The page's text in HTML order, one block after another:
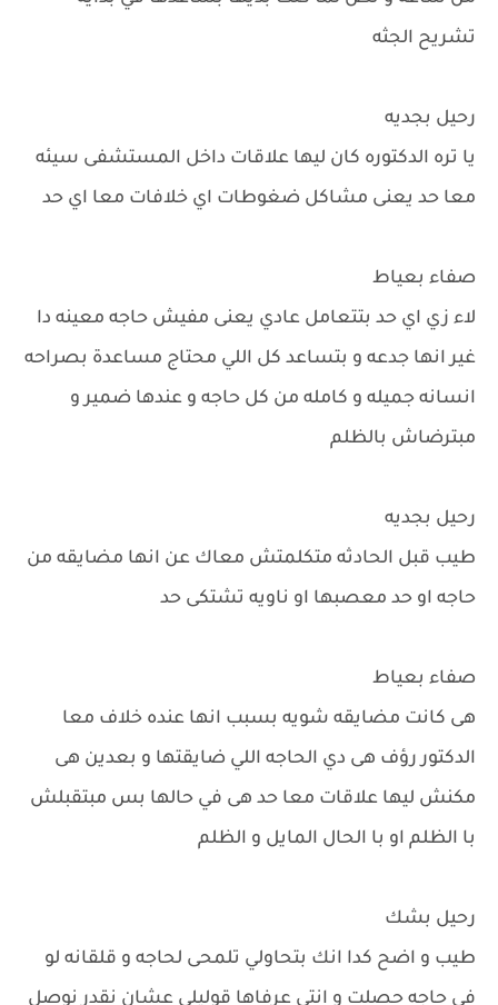
تشريح الجثه
رحيل بجديه
يا تره الدكتوره كان ليها علاقات داخل المستشفى سيئه
معا حد يعنى مشاكل ضغوطات اي خلافات معا اي حد
صفاء بعياط
لاء زي اي حد بتتعامل عادي يعنى مفيش حاجه معينه دا
غير انها جدعه و بتساعد كل اللي محتاج مساعدة بصراحه
انسانه جميله و كامله من كل حاجه و عندها ضمير و
مبترضاش بالظلم
رحيل بجديه
طيب قبل الحادثه متكلمتش معاك عن انها مضايقه من
حاجه او حد معصبها او ناويه تشتكى حد
صفاء بعياط
هى كانت مضايقه شويه بسبب انها عنده خلاف معا
الدكتور رؤف هى دي الحاجه اللي ضايقتها و بعدين هى
مكنش ليها علاقات معا حد هى في حالها بس مبتقبلش
با الظلم او با الحال المايل و الظلم
رحيل بشك
طيب و اضح كدا انك بتحاولي تلمحى لحاجه و قلقانه لو
في حاجه حصلت و انتى عرفاها قوليلى عشان نقدر نوصل